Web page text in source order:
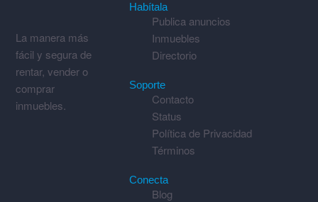
La manera más
fácil y segura de
rentar, vender o
comprar
inmuebles.
Habítala
Publica anuncios
Inmuebles
Directorio
Soporte
Contacto
Status
Política de Privacidad
Términos
Conecta
Blog